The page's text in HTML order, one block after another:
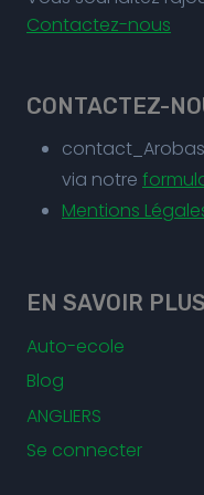
Contactez-nous
CONTACTEZ-
via notre
Mentions
EN SAVOIR PLUS
Auto-ecole
Blog
ANGLIERS
Se connecter